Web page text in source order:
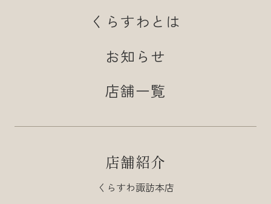
くらすわとは
お知らせ
店舗一覧
店舗紹介
くらすわ諏訪本店